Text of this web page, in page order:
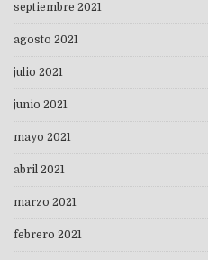
septiembre 2021
agosto 2021
julio 2021
junio 2021
mayo 2021
abril 2021
marzo 2021
febrero 2021